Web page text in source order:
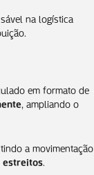
na logística
em formato de
, ampliando o
a movimentação
.